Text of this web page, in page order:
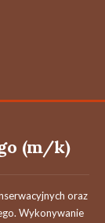
(m/k)
oraz
Wykonywanie